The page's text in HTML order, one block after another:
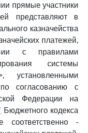
прямые участники
представляют в
казначейства
платежей,
с правилами
системы
установленными
согласованию с
Федерации на
Бюджетного кодекса
соответственно -